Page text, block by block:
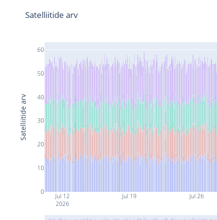
Jul 12
2026
Jul 19 Jul 26
0
10
20
30
40
50
60
Satelliitide arv
Satelliitide arv